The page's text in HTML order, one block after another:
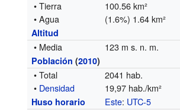
• Tierra
100.56 km²
• Agua
(1.6%) 1.64 km²
Altitud
• Media 123 m s. n. m.
Población (2010)
• Total
2041 hab.
• Densidad 19,97 hab./km²
Huso horario Este: UTC-5